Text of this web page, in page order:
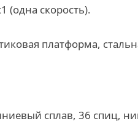
(одна скорость).
платформа,
сплав, 36 спиц,